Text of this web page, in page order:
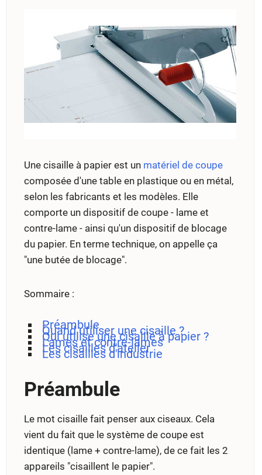
Une cisaille à papier est un matériel de coupe
composée d'une table en plastique ou en métal,
selon les fabricants et les modèles. Elle
comporte un dispositif de coupe - lame et
contre-lame - ainsi qu'un dispositif de blocage
du papier. En terme technique, on appelle ça
"une butée de blocage".
Sommaire :
Préambule
Quand utiliser une cisaille ?
Qui utilise une cisaille à papier ?
Lames et contre-lames
Les cisailles d'atelier
Les cisailles d'industrie
Préambule
Le mot cisaille fait penser aux ciseaux. Cela
vient du fait que le système de coupe est
identique (lame + contre-lame), de ce fait les 2
appareils "cisaillent le papier".